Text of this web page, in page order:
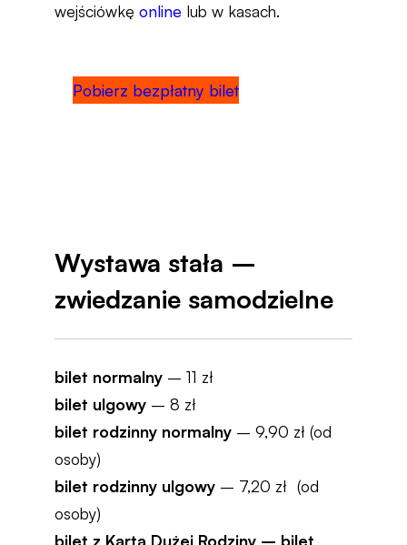
wejściówkę online lub w kasach.
Pobierz bezpłatny bilet
Wystawa stała –
zwiedzanie samodzielne
bilet normalny – 11 zł
bilet ulgowy – 8 zł
bilet rodzinny normalny – 9,90 zł (od
osoby)
bilet rodzinny ulgowy – 7,20 zł (od
osoby)
bilet z Kartą Dużej Rodziny – bilet